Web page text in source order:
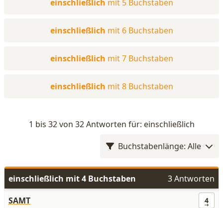
einschließlich mit 5 Buchstaben
einschließlich mit 6 Buchstaben
einschließlich mit 7 Buchstaben
einschließlich mit 8 Buchstaben
1 bis 32 von 32 Antworten für: einschließlich
Buchstabenlänge: Alle
einschließlich mit 4 Buchstaben
3 Antworten
SAMT
4